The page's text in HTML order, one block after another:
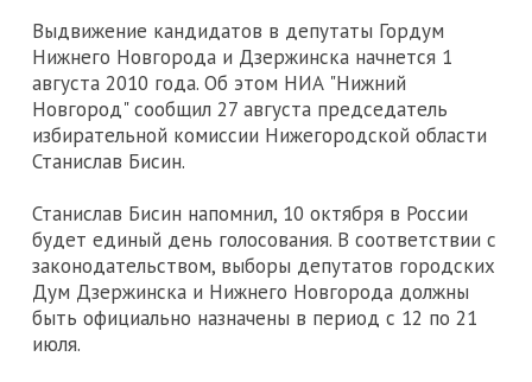
Выдвижение кандидатов в депутаты Гордум
Нижнего Новгорода и Дзержинска начнется 1
августа 2010 года. Об этом НИА "Нижний
Новгород" сообщил 27 августа председатель
избирательной комиссии Нижегородской области
Станислав Бисин.
Станислав Бисин напомнил, 10 октября в России
будет единый день голосования. В соответствии с
законодательством, выборы депутатов городских
Дум Дзержинска и Нижнего Новгорода должны
быть официально назначены в период с 12 по 21
июля.